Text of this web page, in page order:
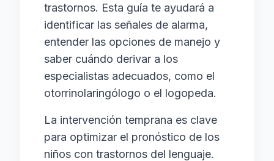
trastornos. Esta guía te ayudará a
identificar las señales de alarma,
entender las opciones de manejo y
saber cuándo derivar a los
especialistas adecuados, como el
otorrinolaringólogo o el logopeda.
La intervención temprana es clave
para optimizar el pronóstico de los
niños con trastornos del lenguaje.